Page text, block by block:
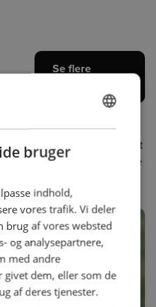
Se flere
store fagmesser på tværs af
deltager. Messerne
der ønsker at opleve det
Du kan også møde
fagmesser.
bruger
indhold,
vores trafik. Vi deler
brug af vores websted
og analysepartnere,
med andre
dem, eller som de
af deres tjenester.